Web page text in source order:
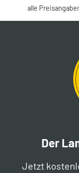
alle
Der
Jetzt